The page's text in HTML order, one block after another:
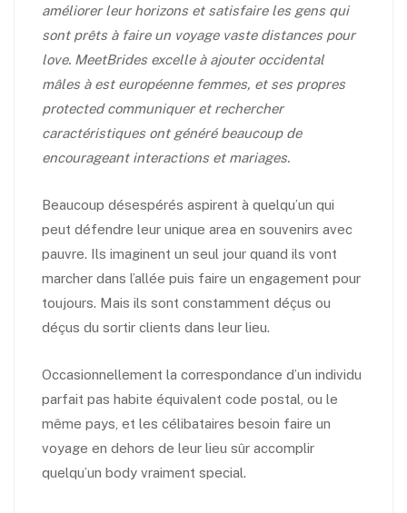
améliorer leur horizons et satisfaire les gens qui
sont prêts à faire un voyage vaste distances pour
love. MeetBrides excelle à ajouter occidental
mâles à est européenne femmes, et ses propres
protected communiquer et rechercher
caractéristiques ont généré beaucoup de
encourageant interactions et mariages.
Beaucoup désespérés aspirent à quelqu’un qui
peut défendre leur unique area en souvenirs avec
pauvre. Ils imaginent un seul jour quand ils vont
marcher dans l’allée puis faire un engagement pour
toujours. Mais ils sont constamment déçus ou
déçus du sortir clients dans leur lieu.
Occasionnellement la correspondance d’un individu
parfait pas habite équivalent code postal, ou le
même pays, et les célibataires besoin faire un
voyage en dehors de leur lieu sûr accomplir
quelqu’un body vraiment special.